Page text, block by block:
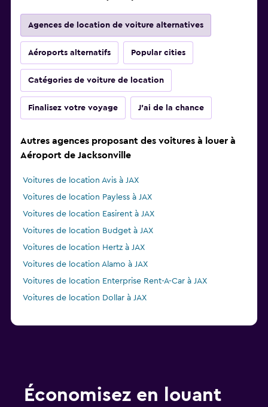
Agences de location de voiture alternatives
Aéroports alternatifs Popular cities
Catégories de voiture de location
Finalisez votre voyage J'ai de la chance
Autres agences proposant des voitures à louer à
Aéroport de Jacksonville
Voitures de location Avis à JAX
Voitures de location Payless à JAX
Voitures de location Easirent à JAX
Voitures de location Budget à JAX
Voitures de location Hertz à JAX
Voitures de location Alamo à JAX
Voitures de location Enterprise Rent-A-Car à JAX
Voitures de location Dollar à JAX
Économisez en louant